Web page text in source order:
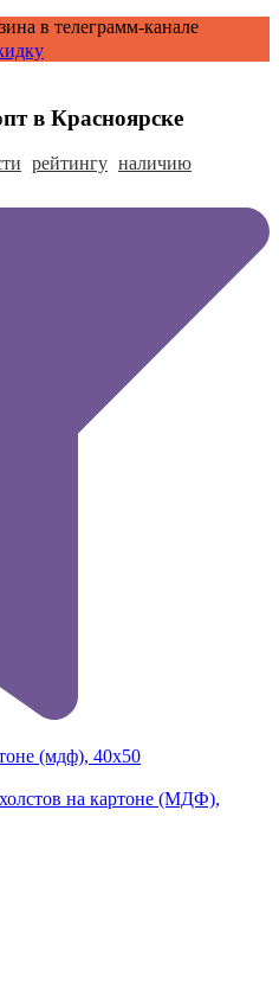
в телеграмм-канале
в Красноярске
рейтингу наличию
(мдф), 40x50